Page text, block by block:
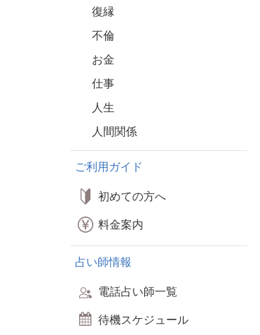
復縁
不倫
お金
仕事
人生
人間関係
ご利用ガイド
初めての方へ
料金案内
占い師情報
電話占い師一覧
待機スケジュール